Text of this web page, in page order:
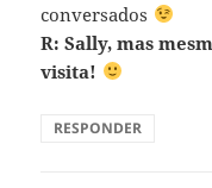
conversados
R: Sally, mas
visita!
RESPONDER